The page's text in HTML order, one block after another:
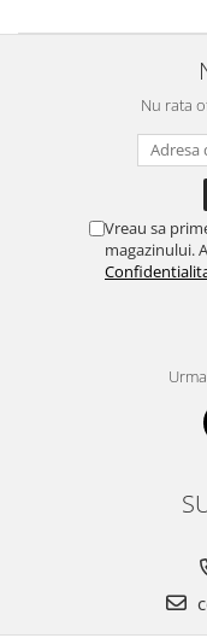
Nu rata
Vreau sa
magazinului.